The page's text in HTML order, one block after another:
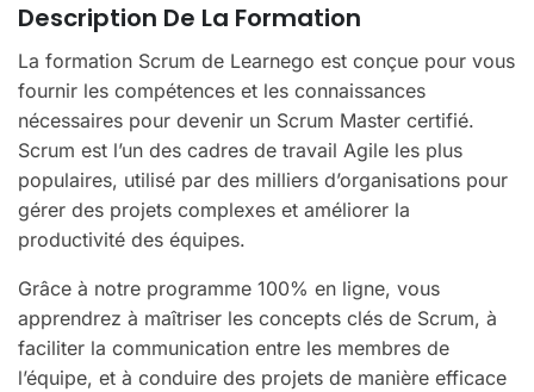
Description De La Formation
La formation Scrum de Learnego est conçue pour vous
fournir les compétences et les connaissances
nécessaires pour devenir un Scrum Master certifié.
Scrum est l’un des cadres de travail Agile les plus
populaires, utilisé par des milliers d’organisations pour
gérer des projets complexes et améliorer la
productivité des équipes.
Grâce à notre programme 100% en ligne, vous
apprendrez à maîtriser les concepts clés de Scrum, à
faciliter la communication entre les membres de
l’équipe, et à conduire des projets de manière efficace